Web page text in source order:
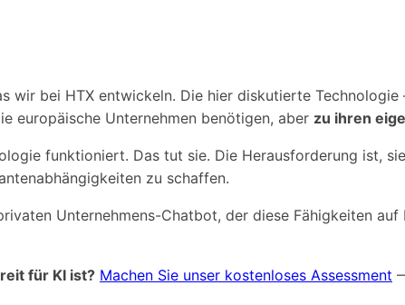
wir bei HTX entwickeln. Die hier diskutierte
europäische Unternehmen benötigen, aber zu ihren
funktioniert. Das tut sie. Die Herausforderung ist,
zu schaffen.
Unternehmens-Chatbot, der diese Fähigkeiten
für KI ist? Machen Sie unser kostenloses Assessment